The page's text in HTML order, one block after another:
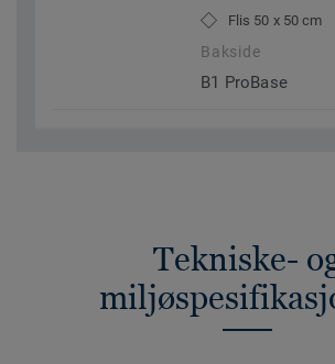
Flis 50 x 50 cm
Bakside
B1 ProBase
Tekniske-